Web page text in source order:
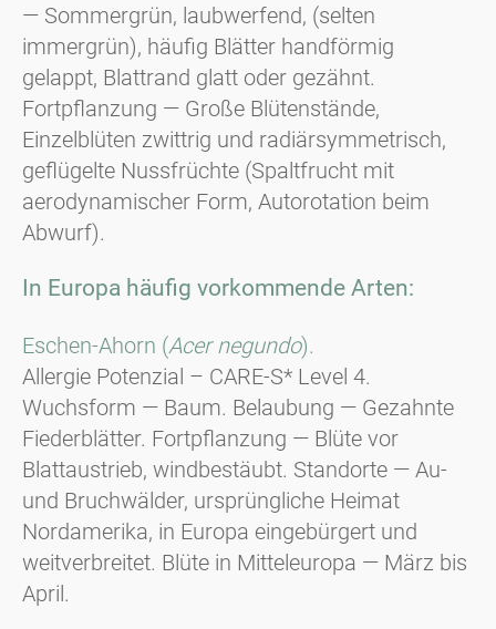
— Sommergrün, laubwerfend, (selten
immergrün), häufig Blätter handförmig
gelappt, Blattrand glatt oder gezähnt.
Fortpflanzung — Große Blütenstände,
Einzelblüten zwittrig und radiärsymmetrisch,
geflügelte Nussfrüchte (Spaltfrucht mit
aerodynamischer Form, Autorotation beim
Abwurf).
In Europa häufig vorkommende Arten:
Eschen-Ahorn (Acer negundo).
Allergie Potenzial – CARE-S* Level 4.
Wuchsform — Baum. Belaubung — Gezahnte
Fiederblätter. Fortpflanzung — Blüte vor
Blattaustrieb, windbestäubt. Standorte — Au-
und Bruchwälder, ursprüngliche Heimat
Nordamerika, in Europa eingebürgert und
weitverbreitet. Blüte in Mitteleuropa — März bis
April.